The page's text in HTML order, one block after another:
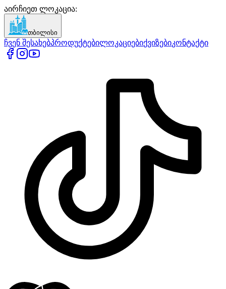
აირჩიეთ ლოკაცია:
თბილისი
ჩვენ შესახებპროდუქტებილოკაციებიქვიზებიკონტაქტი